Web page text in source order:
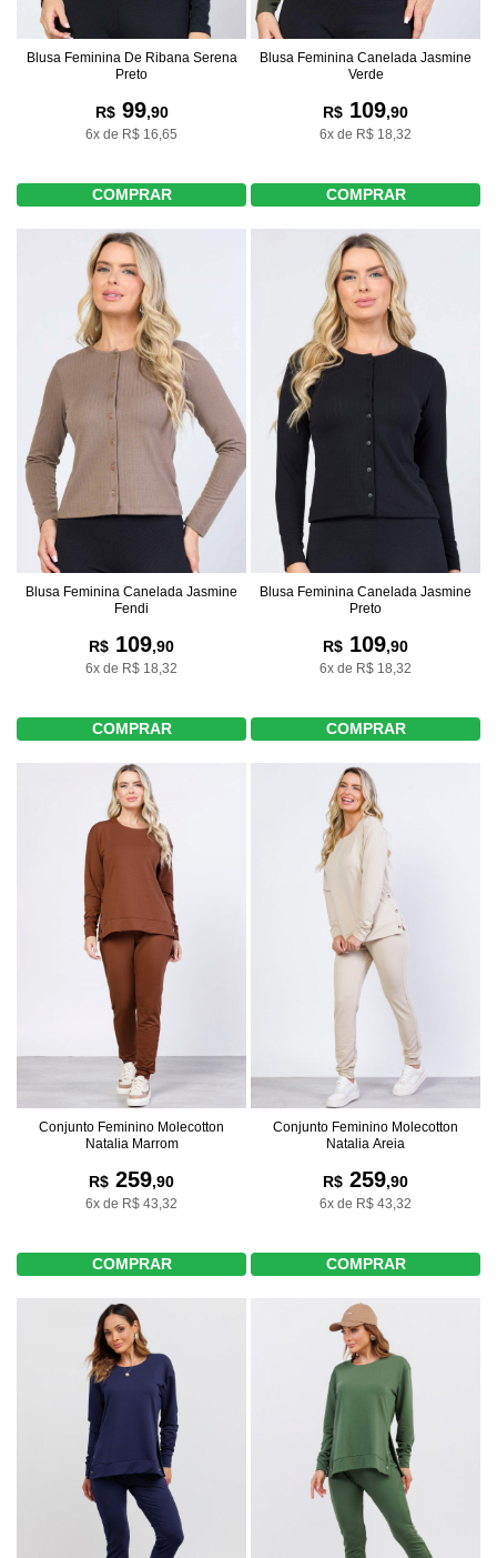
Blusa Feminina De Ribana Serena
Preto
R$99,90
6x de R$ 16,65
COMPRAR
Blusa Feminina Canelada Jasmine
Verde
R$ 109,90
6x de R$ 18,32
COMPRAR
Blusa Feminina Canelada Jasmine
Fendi
R$ 109,90
6x de R$ 18,32
COMPRAR
Blusa Feminina Canelada Jasmine
Preto
R$ 109,90
6x de R$ 18,32
COMPRAR
Conjunto Feminino Molecotton
Natalia Marrom
R$ 259,90
6x de R$ 43,32
COMPRAR
Conjunto Feminino Molecotton
Natalia Areia
R$ 259,90
6x de R$ 43,32
COMPRAR